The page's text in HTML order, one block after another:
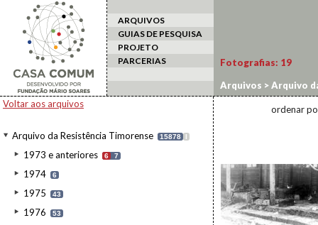
ARQUIVOS
GUIAS DE PESQUISA
PROJETO
PARCERIAS
Voltar aos arquivos
Arquivo da Resistência Timorense 15878 I
1973 e anteriores 6 7
1974 6
1975 43
1976 53
Fotografias: 19
Arquivos >Arquivo
ordenar